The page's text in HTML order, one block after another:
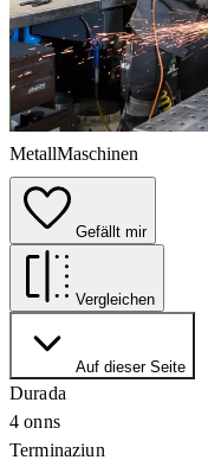
MetallMaschinen
Gefällt mir
Vergleichen
Auf dieser Seite
Durada
4 onns
Terminaziun